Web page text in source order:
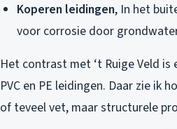
Koperen leidingen, In het
voor corrosie door
Het contrast met ‘t Ruige Veld
PVC en PE leidingen. Daar zie ik
of teveel vet, maar structurele